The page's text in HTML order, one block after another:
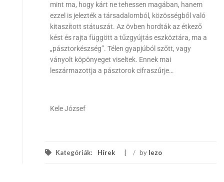
mint ma, hogy kárt ne tehessen magában, hanem
ezzel is jelezték a társadalomból, közösségből való
kitaszított státuszát. Az övben hordták az étkező
kést és rajta függött a tűzgyújtás eszköztára, ma a
„pásztorkészség”. Télen gyapjúból szőtt, vagy
ványolt köpönyeget viseltek. Ennek mai
leszármazottja a pásztorok cifraszűrje…
Kele József
Kategóriák: Hírek / by lezo